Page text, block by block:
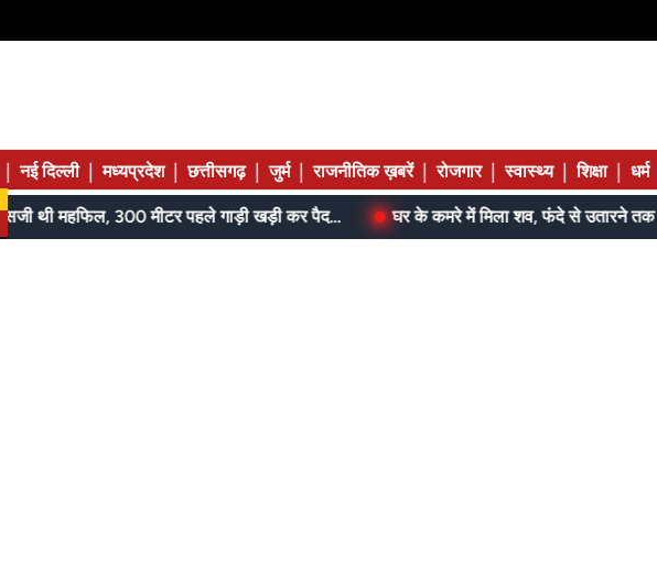
नई दिल्ली मध्यप्रदेश छत्तीसगढ़ जुर्म राजनीतिक ख़बरें रोजगार स्वास्थ्य शिक्षा धर्म
आम के बगीचे में सजी थी महफिल, 300 मीटर पहले गाड़ी खड़ी कर पैदल पहुंची पुलिस घर के कमरे में मिला शव, फंदे से उतारने तक थम चुकी थीं सांसें